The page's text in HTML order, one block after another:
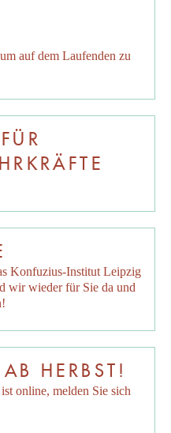
auf dem Laufenden zu
Konfuzius-Institut Leipzig
wir wieder für Sie da und
HERBST!
online, melden Sie sich